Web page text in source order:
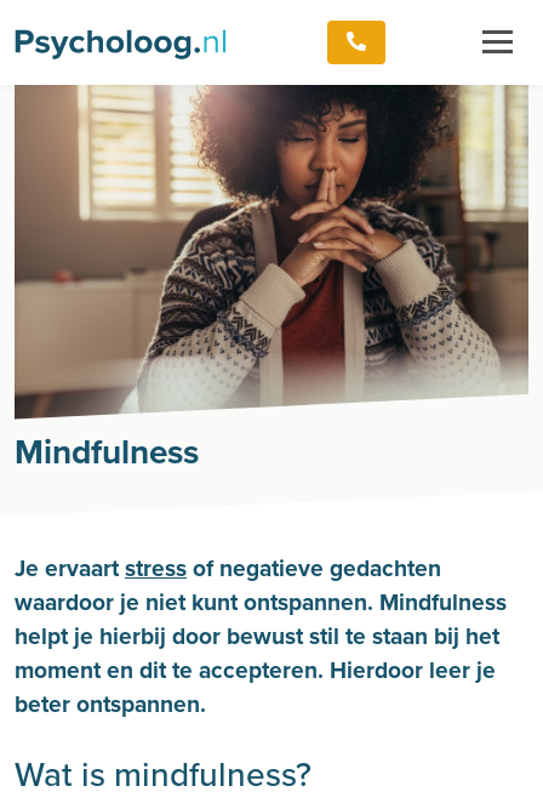
Mindfulness
Je ervaartstressof negatieve gedachten
waardoor je niet kunt ontspannen. Mindfulness
helpt je hierbij door bewust stil te staan bij het
moment en dit te accepteren. Hierdoor leer je
beter ontspannen.
Wat is mindfulness?